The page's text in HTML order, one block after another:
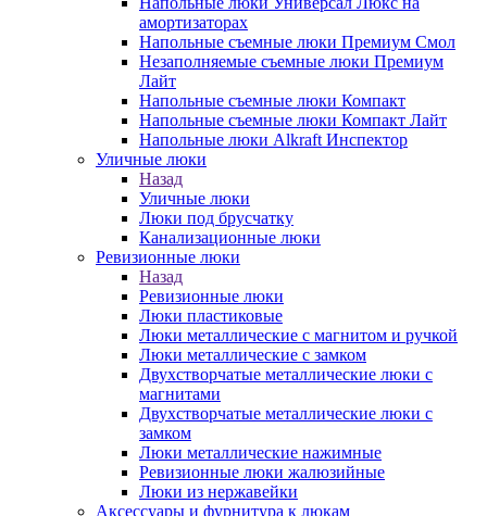
амортизаторах
Напольные съемные люки Премиум Смол
Незаполняемые съемные люки Премиум
Лайт
Напольные съемные люки Компакт
Напольные съемные люки Компакт Лайт
Напольные люки Alkraft Инспектор
Уличные люки
Назад
Уличные люки
Люки под брусчатку
Канализационные люки
Ревизионные люки
Назад
Ревизионные люки
Люки пластиковые
Люки металлические с магнитом и ручкой
Люки металлические с замком
Двухстворчатые металлические люки с
магнитами
Двухстворчатые металлические люки с
замком
Люки металлические нажимные
Ревизионные люки жалюзийные
Люки из нержавейки
Аксессуары и фурнитура к люкам